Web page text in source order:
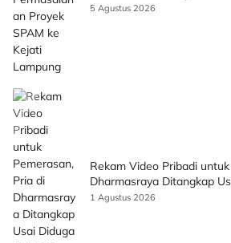
5 Agustus 2026
Rekam Video Pribadi
Dharmasraya Ditangkap
Korban
1 Agustus 2026